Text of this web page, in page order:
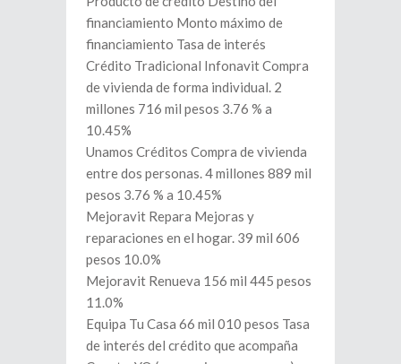
financiamiento Monto máximo de
financiamiento Tasa de interés
Crédito Tradicional Infonavit Compra
de vivienda de forma individual. 2
millones 716 mil pesos 3.76 % a
10.45%
Unamos Créditos Compra de vivienda
entre dos personas. 4 millones 889 mil
pesos 3.76 % a 10.45%
Mejoravit Repara Mejoras y
reparaciones en el hogar. 39 mil 606
pesos 10.0%
Mejoravit Renueva 156 mil 445 pesos
11.0%
Equipa Tu Casa 66 mil 010 pesos Tasa
de interés del crédito que acompaña